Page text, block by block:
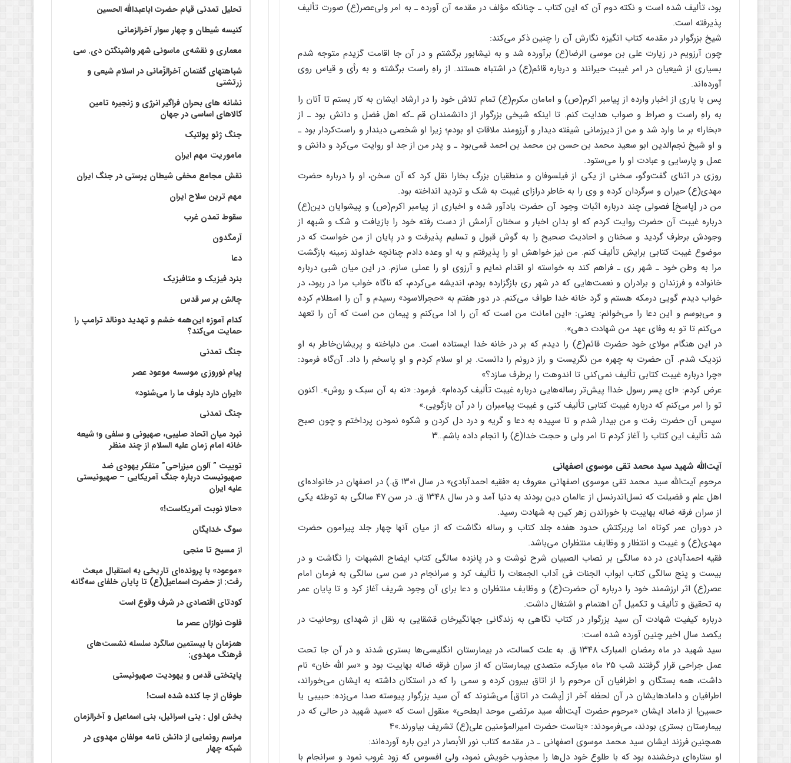
بود، تألیف شده است و نکته دوم آن که این کتاب ـ چنانکه مؤلف در مقدمه آن آورده ـ به امر ولی‌عصر(ع) صورت تألیف
پذیرفته است.
شیخ بزرگوار در مقدمه کتاب انگیزه نگارش آن را چنین ذکر می‌کند:
چون آرزویم در زیارت علی بن موسی الرضا(ع) برآورده شد و به نیشابور برگشتم و در آن جا اقامت گزیدم متوجه شدم
بسیاری از شیعیان در امر غیبت حیرانند و درباره قائم(ع) در اشتباه هستند. از راهِ راست برگشته و به رأی و قیاس روی
آورده‌اند.
پس با یاری از اخبار وارده از پیامبر اکرم(ص) و امامان مکرم(ع) تمام تلاش خود را در ارشاد ایشان به کار بستم تا آنان را
به راهِ راست و صراط و صواب هدایت کنم. تا اینکه شیخی بزرگوار از دانشمندان قم ـ‌که اهل فضل و دانش بود ـ از
«بخارا» بر ما وارد شد و من از دیرزمانی شیفته دیدار و آرزومند ملاقاتِ او بودم؛ زیرا او شخصی دیندار و راست‌کردار بود ـ
و او شیخ نجم‌الدین ابو سعید محمد بن حسن بن محمد بن احمد قمی‌بود ـ و پدر من از جد او روایت می‌کرد و دانش و
عمل و پارسایی و عبادت او را می‌ستود.
روزی در اثنای گفت‌وگو، سخنی از یکی از فیلسوفان و منطقیان بزرگ بخارا نقل کرد که آن سخن، او را درباره حضرت
مهدی(ع) حیران و سرگردان کرده و وی را به خاطر درازای غیبت به شک و تردید انداخته بود.
من در [پاسخ] فصولی چند درباره اثبات وجود آن حضرت یادآور شده و اخباری از پیامبر اکرم(ص) و پیشوایان دین(ع)
درباره غیبت آن حضرت روایت کردم که او بدان اخبار و سخنان آرامش از دست رفته خود را بازیافت و شک و شبهه از
وجودش برطرف گردید و سخنان و احادیث صحیح را به گوش قبول و تسلیم پذیرفت و در پایان از من خواست که در
موضوع غیبت کتابی برایش تألیف کنم. من نیز خواهش او را پذیرفتم و به او وعده دادم چنانچه خداوند زمینه بازگشت
مرا به وطن خود ـ شهر ری ـ فراهم کند به خواسته او اقدام نمایم و آرزوی او را عملی سازم. در این میان شبی درباره
خانواده و فرزندان و برادران و نعمت‌هایی که در شهر ری بازگزارده بودم، اندیشه می‌کردم، که ناگاه خواب مرا در ربود، در
خواب دیدم گویی درمکه هستم و گرد خانه خدا طواف می‌کنم. در دور هفتم به «حجرالاسود» رسیدم و آن را اسطلام کرده
و می‌بوسم و این دعا را می‌خوانم: یعنی: «این امانت من است که آن را ادا می‌کنم و پیمان من است که آن را تعهد
می‌کنم تا تو به وفای عهد من شهادت دهی».
در این هنگام مولای خود حضرت قائم(ع) را دیدم که بر در خانه خدا ایستاده است. من دلباخته و پریشان‌خاطر به او
نزدیک شدم. آن حضرت به چهره من نگریست و راز درونم را دانست. بر او سلام کردم و او پاسخم را داد. آن‌گاه فرمود:
«چرا درباره غیبت کتابی تألیف نمی‌کنی تا اندوهت را برطرف سازد؟»
عرض کردم: «ای پسر رسول خدا! پیش‌تر رساله‌هایی درباره غیبت تألیف کرده‌ام». فرمود: «نه به آن سبک و روش». اکنون
تو را امر می‌کنم که درباره غیبت کتابی تألیف کنی و غیبت پیامبران را در آن بازگویی.»
سپس آن حضرت رفت و من بیدار شدم و تا سپیده به دعا و گریه و درد دل کردن و شکوه نمودن پرداختم و چون صبح
شد تألیف این کتاب را آغاز کردم تا امر ولی و حجت خدا(ع) را انجام داده باشم…۳
آیت‌الله شهید سید محمد تقی موسوی اصفهانی
مرحوم آیت‌الله سید محمد تقی موسوی اصفهانی معروف به «فقیه احمدآبادی» در سال ۱۳۰۱ ق.) در اصفهان در خانواده‌ای
اهل علم و فضیلت که نسل‌اندرنسل از عالمان دین بودند به دنیا آمد و در سال ۱۳۴۸ ق. در سن ۴۷ سالگی به توطئه یکی
از سران فرقه ضاله بهاییت با خوراندن زهر کین به شهادت رسید.
در دوران عمر کوتاه اما پربرکتش حدود هفده جلد کتاب و رساله نگاشت که از میان آنها چهار جلد پیرامون حضرت
مهدی(ع) و غیبت و انتظار و وظایف منتظران می‌باشد.
فقیه احمدآبادی در ده سالگی بر نصاب الصبیان شرح نوشت و در پانزده سالگی کتاب ایضاح الشبهات را نگاشت و در
بیست و پنج سالگی کتاب ابواب الجنات فی آداب الجمعات را تألیف کرد و سرانجام در سن سی سالگی به فرمان امام
عصر(ع) اثر ارزشمند خود را درباره آن حضرت(ع) و وظایف منتظران و دعا برای آن وجود شریف آغاز کرد و تا پایان عمر
به تحقیق و تألیف و تکمیل آن اهتمام و اشتغال داشت.
درباره کیفیت شهادت آن سید بزرگوار در کتاب نگاهی به زندگانی جهانگیرخان قشقایی به نقل از شهدای روحانیت در
یکصد سال اخیر چنین آورده شده است:
سید شهید در ماه رمضان المبارک ۱۳۴۸ ق. به علت کسالت، در بیمارستان انگلیسی‌ها بستری شدند و در آن جا تحت
عمل جراحی قرار گرفتند شب ۲۵ ماه مبارک، متصدی بیمارستان که از سران فرقه ضاله بهاییت بود و «سر الله خان» نام
داشت، همه بستگان و اطرافیان آن مرحوم را از اتاق بیرون کرده و سمی را که در استکان داشته به ایشان می‌خوراند،
اطرافیان و دامادهایشان در آن لحظه آخر از [پشت در اتاق] می‌شنوند که آن سید بزرگوار پیوسته صدا می‌زده: حبیبی یا
حسین! از داماد ایشان «مرحوم حضرت آیت‌الله سید مرتضی موحد ابطحی» منقول است که «سید شهید در حالی که در
بیمارستان بستری بودند، می‌فرمودند: «بناست حضرت امیرالمؤمنین علی(ع) تشریف بیاورند.»4
همچنین فرزند ایشان سید محمد موسوی اصفهانی ـ در مقدمه کتاب نور الأبصار در این باره آورده‌اند:
او ستاره‌ای درخشنده بود که با طلوع خود دل‌ها را مجذوب خویش نمود، ولی افسوس که زود غروب نمود و سرانجام با
تحلیل تمدنی قیام حضرت اباعبدالله الحسین
کنیسه شیطان و چهار سوار آخرالزمانی
معماری و نقشه‌ی ماسونی شهر واشينگتن دی. سی
شباهتهای گفتمان آخر‌الزّمانی در اسلام شیعی و
زرتشتی
نشانه های بحران فراگیر انرژی و زنجیره تامین
کالاهای اساسی در جهان
جنگ ژئو پولتیک
ماموریت مهم ایران
نقش مجامع مخفی شیطان پرستی در جنگ ایران
مهم ترین سلاح ایران
سقوط تمدن غرب
آرمگدون
دعا
بنرد فیزیک و متافیزیک
چالش بر سر قدس
کدام آموزه این‌همه خشم و تهدید دونالد ترامپ را
حمایت می‌کند؟
جنگ تمدنی
پیام نوروزی موسسه موعود عصر
«ایران دارد بلوف ما را می‌شنود»
جنگ تمدنی
نبرد میان اتحاد صلیبی، صهیونی و سلفی و؛ شیعه
خانه امام زمان علیه السلام از چند منظر
توییت ” آلون میزراحی” متفکر یهودی ضد
صهیونیست درباره جنگ آمریکایی – صهیونیستی
علیه ایران
«حالا نوبت آمریکاست!»
سوگ خدایگان
از مسیح تا منجی
«موعود» با پرونده‌ای تاریخی به استقبال مبعث
رفت: از حضرت اسماعیل(ع) تا پایان خلفای سه‌گانه
کودتای اقتصادی در شرف وقوع است
فلوت نوازان عصر ما
همزمان با بیستمین سالگرد سلسله نشست‌های
فرهنگ مهدوی:‌
پایتختی قدس و یهودیت صهیونیستی
طوفان از جا کنده شده است!
بخش اول : بنی اسرائیل، بنی اسماعیل و آخرالزمان
مراسم رونمایی از دانش نامه مولفان مهدوی در
شبکه چهار